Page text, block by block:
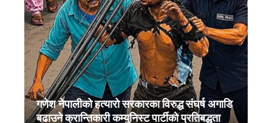
गणेश नेपालीको हत्यारो सरकारका विरुद्ध संघर्ष अगाडि
बढाउने क्रान्तिकारी कम्युनिस्ट पार्टीको प्रतिबद्धता